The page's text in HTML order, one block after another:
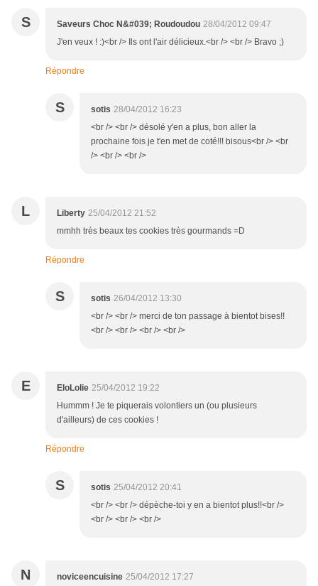
S Saveurs Choc N&#039; Roudoudou 28/04/2012 09:47
J'en veux ! :)<br /> Ils ont l'air délicieux.<br /> <br /> Bravo ;)
Répondre
S sotis 28/04/2012 16:23
<br /> <br /> désolé y'en a plus, bon aller la
prochaine fois je t'en met de coté!!! bisous<br /> <br
/> <br /> <br />
L Liberty 25/04/2012 21:52
mmhh très beaux tes cookies très gourmands =D
Répondre
S sotis 26/04/2012 13:30
<br /> <br /> merci de ton passage à bientot bises!!
<br /> <br /> <br /> <br />
E EloLolie 25/04/2012 19:22
Hummm ! Je te piquerais volontiers un (ou plusieurs
d'ailleurs) de ces cookies !
Répondre
S sotis 25/04/2012 20:41
<br /> <br /> dépèche-toi y en a bientot plus!!<br />
<br /> <br /> <br />
N noviceencuisine 25/04/2012 17:27